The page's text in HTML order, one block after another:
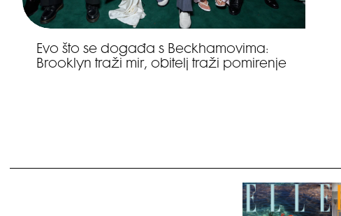
Evo što se događa s Beckhamovima:
Brooklyn traži mir, obitelj traži pomirenje